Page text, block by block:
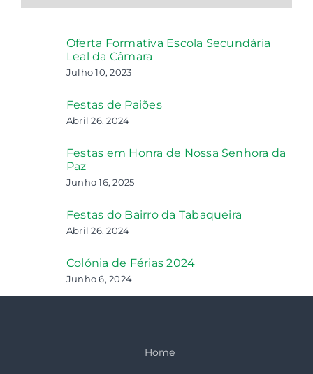
Oferta Formativa Escola Secundária
Leal da Câmara
Julho 10, 2023
Festas de Paiões
Abril 26, 2024
Festas em Honra de Nossa Senhora da
Paz
Junho 16, 2025
Festas do Bairro da Tabaqueira
Abril 26, 2024
Colónia de Férias 2024
Junho 6, 2024
Home